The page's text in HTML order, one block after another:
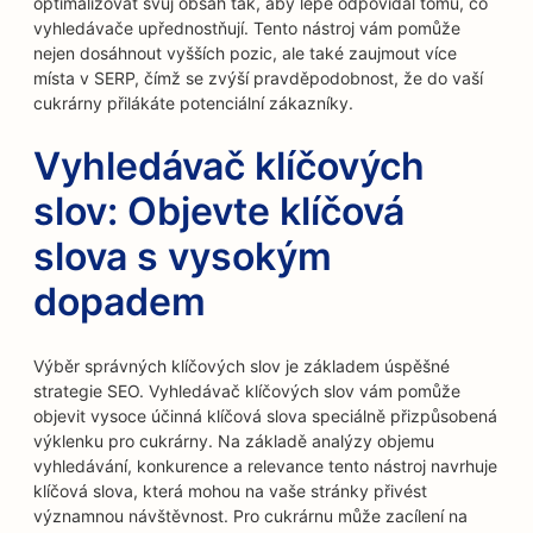
vyhledávače upřednostňují. Tento nástroj vám pomůže
nejen dosáhnout vyšších pozic, ale také zaujmout více
místa v SERP, čímž se zvýší pravděpodobnost, že do vaší
cukrárny přilákáte potenciální zákazníky.
Vyhledávač klíčových
slov: Objevte klíčová
slova s vysokým
dopadem
Výběr správných klíčových slov je základem úspěšné
strategie SEO. Vyhledávač klíčových slov vám pomůže
objevit vysoce účinná klíčová slova speciálně přizpůsobená
výklenku pro cukrárny. Na základě analýzy objemu
vyhledávání, konkurence a relevance tento nástroj navrhuje
klíčová slova, která mohou na vaše stránky přivést
významnou návštěvnost. Pro cukrárnu může zacílení na